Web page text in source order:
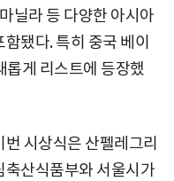
닐라 등 다양한 아시아
됐다. 특히 중국 베이
롭게 리스트에 등장했
시상식은 산펠레그리
산식품부와 서울시가